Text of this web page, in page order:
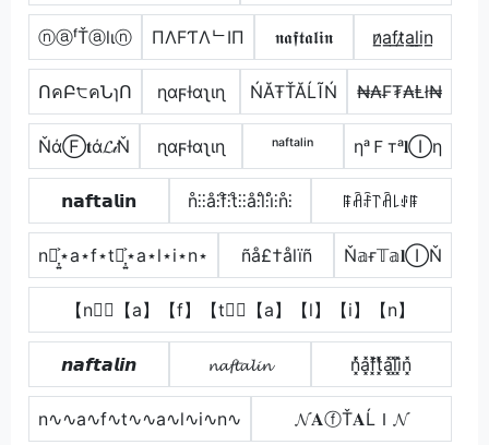
ⓝⓐᶠŤⓐlιⓝ ПΛFƬΛᄂIП 𝖓𝖆𝖋𝖙𝖆𝖑𝖎𝖓 n̷̲a̲f̲t̷̲a̲l̲i̲n̲
ՈคԲ੮คՆɿՈ ɳαϝƚαʅιɳ ŃĂŦŤĂĹĨŃ ₦₳₣₮₳Ⱡł₦
ŇάⒻ𝐭ά𝓛𝒾Ň ɳαϝƚαʅιɳ ⁿᵃᶠᵗᵃˡⁱⁿ ηᵃＦтᵃ𝐥Ⓘη
𝗻𝗮𝗳𝘁𝗮𝗹𝗶𝗻 n̊⫶⫶å⫶f̊⫶t̊⫶⫶å⫶l̊⫶i̊⫶n̊⫶ ꁹꋫꄘ꓅ꋫ꒒ꂑꁹ
n⋆͎͍͐⋆a⋆f⋆t⋆͎͍͐⋆a⋆l⋆i⋆n⋆ ñå£†ålïñ Ň𝕒ғ𝕋𝕒𝐥ⒾŇ
【n】⃣【a】【f】【t】⃣【a】【l】【i】【n】
𝙣𝙖𝙛𝙩𝙖𝙡𝙞𝙣 𝓷𝓪𝓯𝓽𝓪𝓵𝓲𝓷 n͓̽̾a͓̽f͓̽t͓̽̾a͓̽l͓̽i͓̽n͓̽
n∿∿a∿f∿t∿∿a∿l∿i∿n∿ 𝓝𝐀ⓕŤ𝐀ĹＩ𝓝